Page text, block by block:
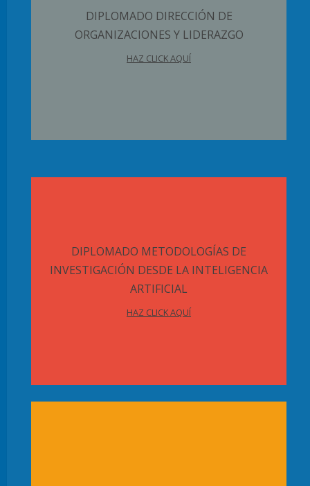
DIPLOMADO DIRECCIÓN DE
ORGANIZACIONES Y LIDERAZGO
HAZ CLICK AQUÍ
DIPLOMADO METODOLOGÍAS DE
INVESTIGACIÓN DESDE LA INTELIGENCIA
ARTIFICIAL
HAZ CLICK AQUÍ